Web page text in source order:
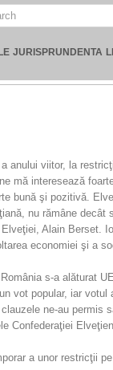
JURISPRUNDENTA
anului viitor, la
mă interesează
bună şi pozitivă.
nu rămâne decât
Alain Berset.
economiei şi a
s-a alăturat
vot popular, iar votul
ne-au permis
Confederaţiei
a unor restricţii